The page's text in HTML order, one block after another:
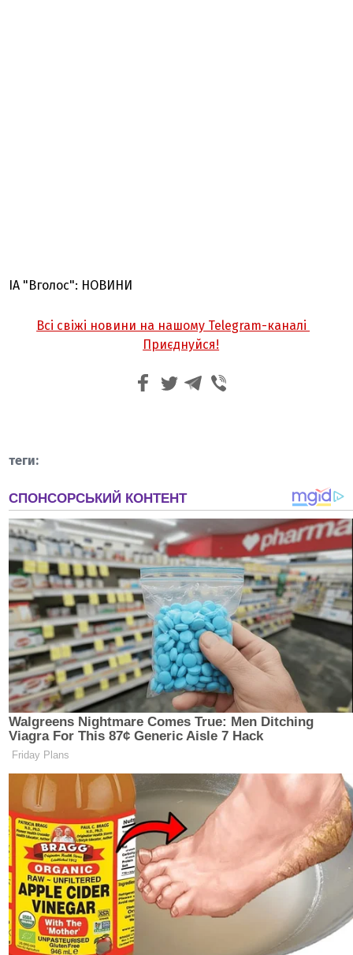
ІА "Вголос": НОВИНИ
Всі свіжі новини на нашому Telegram-каналі
Приєднуйся!